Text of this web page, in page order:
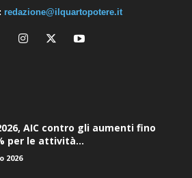
redazione@ilquartopotere.it
AIC contro gli aumenti fino
per le attività...
2026